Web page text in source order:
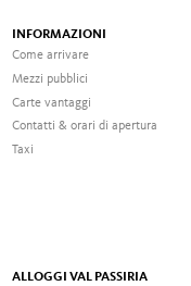
INFORMAZIONI
Come arrivare
Mezzi pubblici
Carte vantaggi
Contatti & orari di apertura
Taxi
ALLOGGI VAL PASSIRIA